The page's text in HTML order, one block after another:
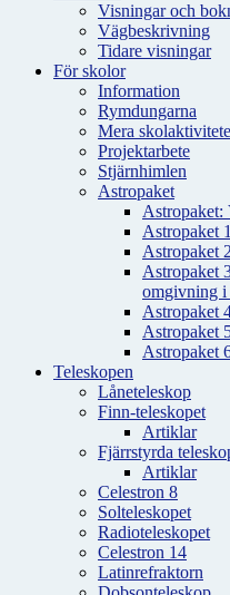
Visningar och
Vägbeskrivning
Tidare visningar
För skolor
Information
Rymdungarna
Mera
Projektarbete
Stjärnhimlen
Astropaket
Astropaket:
Astropaket
Astropaket
Astropaket
omgivning i
Astropaket
Astropaket
Astropaket
Teleskopen
Låneteleskop
Finn-teleskopet
Artiklar
Fjärrstyrda
Artiklar
Celestron 8
Solteleskopet
Radioteleskopet
Celestron 14
Latinrefraktorn